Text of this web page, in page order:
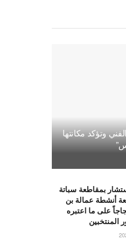
وتؤكد مكانتها
بمقاطعة سباتة
أنشطة عمالة بن
على ما اعتبره
المنتخبين